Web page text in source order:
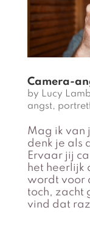
Camera-
by Lucy
angst,
Mag ik van
denk je als
Ervaar jij
het heerlijk
wordt voor
toch, zacht
vind dat